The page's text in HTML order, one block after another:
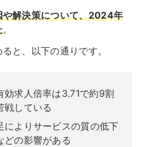
や解決策について、2024年
。
と、以下の通りです。
効求人倍率は3.71で約9割
戦している
によりサービスの質の低下
どの影響がある